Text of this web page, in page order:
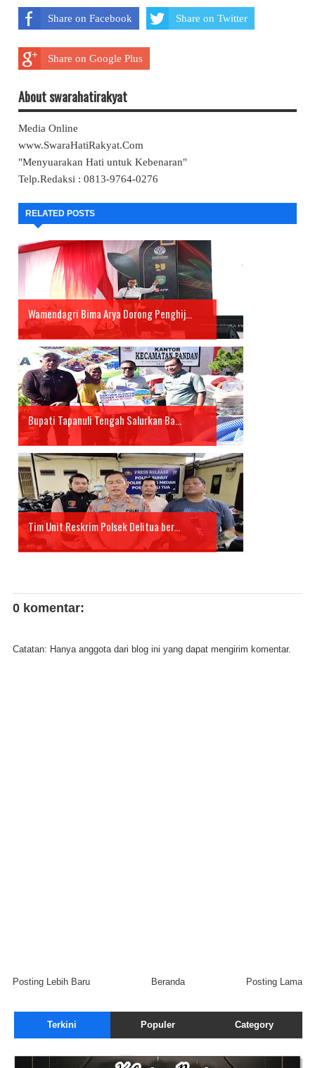
Share on Facebook Share on Twitter
Share on Google Plus
About swarahatirakyat
Media Online
www.SwaraHatiRakyat.Com
"Menyuarakan Hati untuk Kebenaran"
Telp.Redaksi : 0813-9764-0276
RELATED POSTS
Wamendagri Bima Arya Dorong Penghij...
Bupati Tapanuli Tengah Salurkan Ba...
Tim Unit Reskrim Polsek Delitua ber...
0 komentar:
Catatan: Hanya anggota dari blog ini yang dapat mengirim komentar.
Posting Lebih Baru Posting Lama
Beranda
Terkini Populer Category